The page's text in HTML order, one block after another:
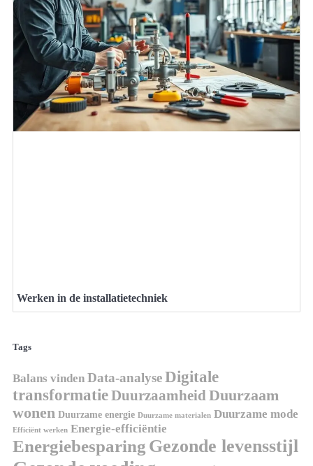
Werken in de installatietechniek
Tags
Balans vinden Data-analyseDigitale
transformatieDuurzaamheidDuurzaam
wonen Duurzame energie Duurzame materialen Duurzame mode
Efficiënt werken Energie-efficiëntie
Energiebesparing Gezonde levensstijl